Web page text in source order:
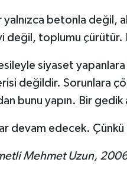
yalnızca betonla değil,
değil, toplumu çürütür.
siyaset
değildir. Sorunlara
bunu yapın. Bir gedik
devam edecek.
Mehmet Uzun, 2006